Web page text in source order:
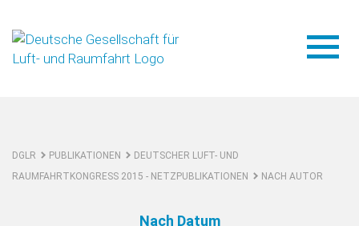
DGLR PUBLIKATIONEN
DEUTSCHER LUFT- UND
RAUMFAHRTKONGRESS 2015 - NETZPUBLIKATIONEN
NACH AUTOR
Nach Datum